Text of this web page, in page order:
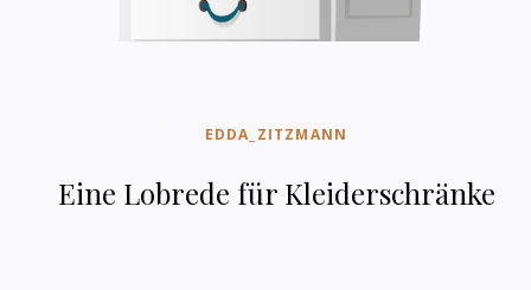
EDDA_ZITZMANN
Eine Lobrede für Kleiderschränke